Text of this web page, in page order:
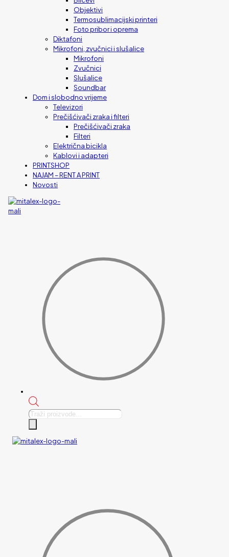
Objektivi
Termosublimacijski printeri
Foto pribor i oprema
Diktafoni
Mikrofoni, zvučnici i slušalice
Mikrofoni
Zvučnici
Slušalice
Soundbar
Dom i slobodno vrijeme
Televizori
Prečišćivači zraka i filteri
Prečišćivači zraka
Filteri
Električna bicikla
Kablovi i adapteri
PRINTSHOP
NAJAM – RENT A PRINT
Novosti
Products